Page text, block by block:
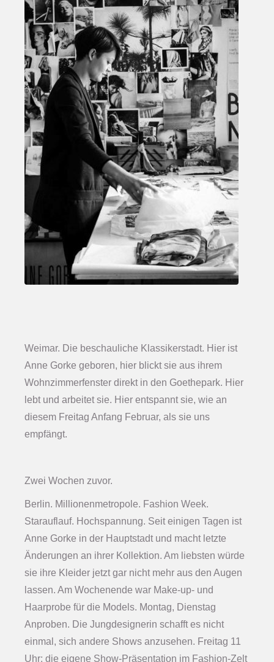
Weimar. Die beschauliche Klassikerstadt. Hier ist
Anne Gorke geboren, hier blickt sie aus ihrem
Wohnzimmerfenster direkt in den Goethepark. Hier
lebt und arbeitet sie. Hier entspannt sie, wie an
diesem Freitag Anfang Februar, als sie uns
empfängt.
Zwei Wochen zuvor.
Berlin. Millionenmetropole. Fashion Week.
Starauflauf. Hochspannung. Seit einigen Tagen ist
Anne Gorke in der Hauptstadt und macht letzte
Änderungen an ihrer Kollektion. Am liebsten würde
sie ihre Kleider jetzt gar nicht mehr aus den Augen
lassen. Am Wochenende war Make-up- und
Haarprobe für die Models. Montag, Dienstag
Anproben. Die Jungdesignerin schafft es nicht
einmal, sich andere Shows anzusehen. Freitag 11
Uhr: die eigene Show-Präsentation im Fashion-Zelt